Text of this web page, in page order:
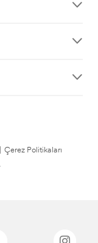
Çerez Politikaları